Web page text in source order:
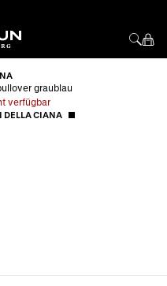
graublau
verfügbar
DELLA CIANA